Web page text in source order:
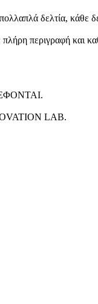
δελτία, κάθε
περιγραφή και
LAB.